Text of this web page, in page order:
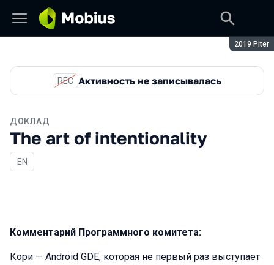
Сезон:
2019 Piter
REC Активность не записывалась
ДОКЛАД
The art of intentionality
На английском языке
EN
Комментарий Программного комитета:
Кори — Android GDE, которая не первый раз выступает